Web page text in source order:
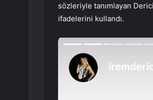
sözleriyle tanımlayan
ifadelerini kullandı.